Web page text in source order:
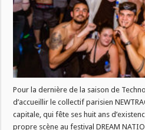
Pour la dernière de la saison de
d’accueillir le collectif parisien
capitale, qui fête ses huit ans
propre scène au festival DREAM